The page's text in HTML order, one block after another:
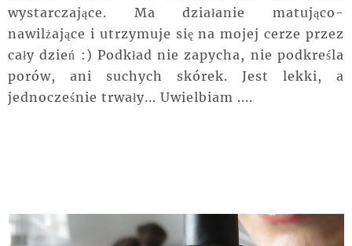
wystarczające. Ma działanie matująco-
nawilżające i utrzymuje się na mojej cerze przez
cały dzień :) Podkład nie zapycha, nie podkreśla
porów, ani suchych skórek. Jest lekki, a
jednocześnie trwały... Uwielbiam ....